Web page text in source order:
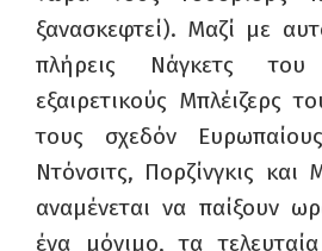
ξανασκεφτεί). Μαζί με
πλήρεις Νάγκετς του
εξαιρετικούς Μπλέιζερς
τους σχεδόν
Ντόνσιτς, Πορζίνγκις και
αναμένεται να παίξουν
ένα μόνιμο, τα